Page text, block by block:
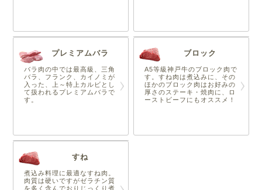
プレミアムバラ
バラ肉の中では最高級、三角
バラ、フランク、カイノミが
入った、上～特上カルビとし
て扱われるプレミアムバラで
す。
ブロック
A5等級神戸牛のブロック肉で
す。すね肉は煮込みに、その
ほかのブロック肉はお好みの
厚さのステーキ・焼肉に、ロ
ーストビーフにもオススメ！
すね
煮込み料理に最適なすね肉。
肉質は硬いですがゼラチン質
を多く含んでおりじっくり煮